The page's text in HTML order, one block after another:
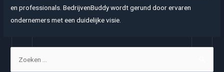
en professionals. BedrijvenBuddy wordt gerund door ervaren
ondernemers met een duidelijke visie.